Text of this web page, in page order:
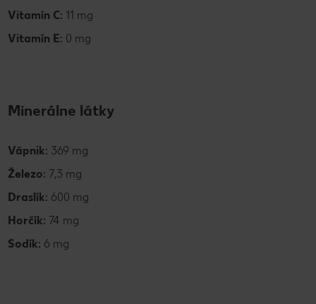
Vitamín C: 11 mg
Vitamín E: 0 mg
Minerálne látky
Vápnik: 369 mg
Železo: 7,3 mg
Draslík: 600 mg
Horčík: 74 mg
Sodík: 6 mg